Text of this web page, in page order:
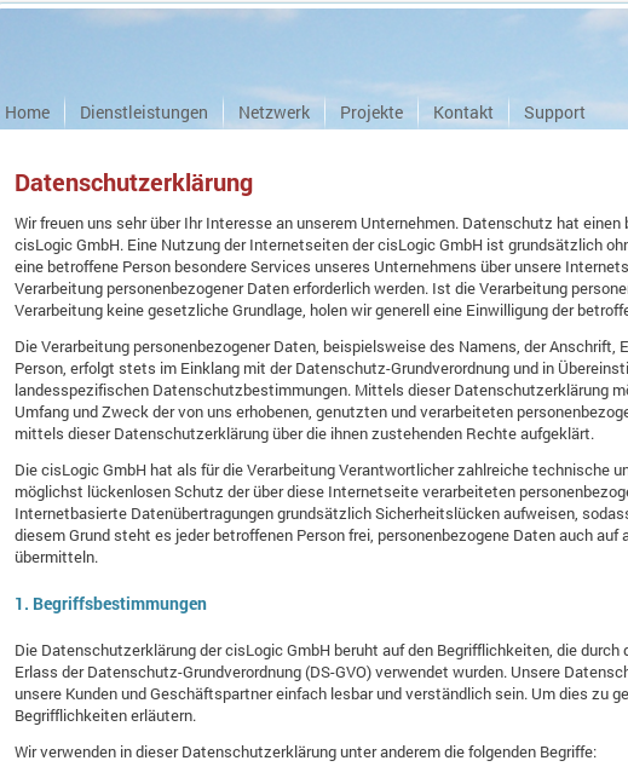
Home Dienstleistungen Netzwerk Projekte Kontakt Support
Datenschutzerklärung
Wir freuen uns sehr über Ihr Interesse an unserem Unternehmen. Datenschutz hat
cisLogic GmbH. Eine Nutzung der Internetseiten der cisLogic GmbH ist grundsätzlich
eine betroffene Person besondere Services unseres Unternehmens über unsere
Verarbeitung personenbezogener Daten erforderlich werden. Ist die Verarbeitung
Verarbeitung keine gesetzliche Grundlage, holen wir generell eine Einwilligung der
Die Verarbeitung personenbezogener Daten, beispielsweise des Namens, der Anschrift,
Person, erfolgt stets im Einklang mit der Datenschutz-Grundverordnung und in
landesspezifischen Datenschutzbestimmungen. Mittels dieser Datenschutzerklärung
Umfang und Zweck der von uns erhobenen, genutzten und verarbeiteten
mittels dieser Datenschutzerklärung über die ihnen zustehenden Rechte aufgeklärt.
Die cisLogic GmbH hat als für die Verarbeitung Verantwortlicher zahlreiche technische
möglichst lückenlosen Schutz der über diese Internetseite verarbeiteten
Internetbasierte Datenübertragungen grundsätzlich Sicherheitslücken aufweisen,
diesem Grund steht es jeder betroffenen Person frei, personenbezogene Daten auch
übermitteln.
1. Begriffsbestimmungen
Die Datenschutzerklärung der cisLogic GmbH beruht auf den Begrifflichkeiten, die
Erlass der Datenschutz-Grundverordnung (DS-GVO) verwendet wurden. Unsere
unsere Kunden und Geschäftspartner einfach lesbar und verständlich sein. Um dies zu
Begrifflichkeiten erläutern.
Wir verwenden in dieser Datenschutzerklärung unter anderem die folgenden Begriffe: